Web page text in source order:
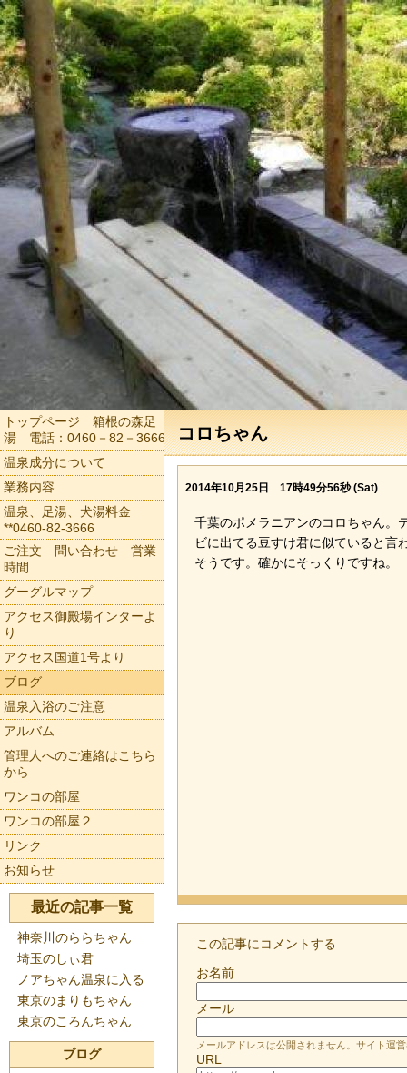
コロちゃん
2014年10月25日 17時49分56秒 (Sat)
千葉のポメラニアンのコロちゃん。
ビに出てる豆すけ君に似ていると言
そうです。確かにそっくりですね。
この記事にコメントする
お名前
メール
メールアドレスは公開されません。サイト運
URL
トップページ 箱根の森足
湯 電話：0460－82－3666
温泉成分について
業務内容
温泉、足湯、犬湯料金
**0460-82-3666
ご注文 問い合わせ 営業
時間
グーグルマップ
アクセス御殿場インターよ
り
アクセス国道1号より
ブログ
温泉入浴のご注意
アルバム
管理人へのご連絡はこちら
から
ワンコの部屋
ワンコの部屋２
リンク
お知らせ
最近の記事一覧
神奈川のららちゃん
埼玉のしぃ君
ノアちゃん温泉に入る
東京のまりもちゃん
東京のころんちゃん
ブログ